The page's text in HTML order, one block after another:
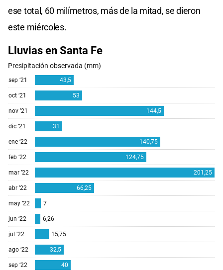
ese total, 60 milímetros, más de la mitad, se dieron
este miércoles.